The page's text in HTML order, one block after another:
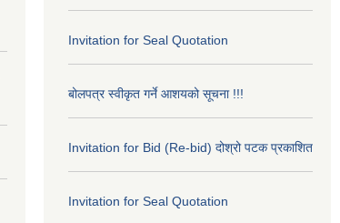
Invitation for Seal Quotation
बोलपत्र स्वीकृत गर्ने आशयको सूचना !!!
Invitation for Bid (Re-bid) दोश्रो पटक प्रकाशित
Invitation for Seal Quotation